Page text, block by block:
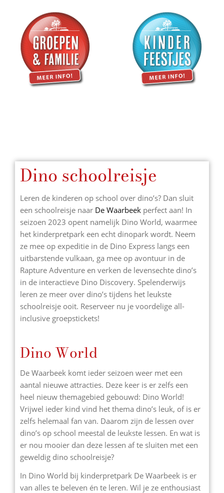
Dino schoolreisje
Leren de kinderen op school over dino’s? Dan sluit
een schoolreisje naar De Waarbeek perfect aan! In
seizoen 2023 opent namelijk Dino World, waarmee
het kinderpretpark een echt dinopark wordt. Neem
ze mee op expeditie in de Dino Express langs een
uitbarstende vulkaan, ga mee op avontuur in de
Rapture Adventure en verken de levensechte dino’s
in de interactieve Dino Discovery. Spelenderwijs
leren ze meer over dino’s tijdens het leukste
schoolreisje ooit. Reserveer nu je voordelige all-
inclusive groepstickets!
Dino World
De Waarbeek komt ieder seizoen weer met een
aantal nieuwe attracties. Deze keer is er zelfs een
heel nieuw themagebied gebouwd: Dino World!
Vrijwel ieder kind vind het thema dino’s leuk, of is er
zelfs helemaal fan van. Daarom zijn de lessen over
dino’s op school meestal de leukste lessen. En wat is
er nou mooier dan deze lessen af te sluiten met een
geweldig dino schoolreisje?
In Dino World bij kinderpretpark De Waarbeek is er
van alles te beleven én te leren. Wil je ze enthousiast